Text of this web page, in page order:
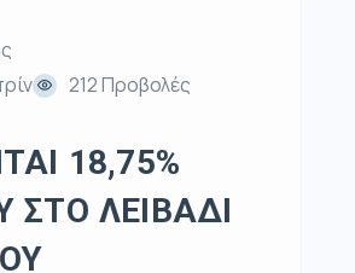
212 Προβολές
18,75%
ΣΤΟ ΛΕΙΒΑΔΙ